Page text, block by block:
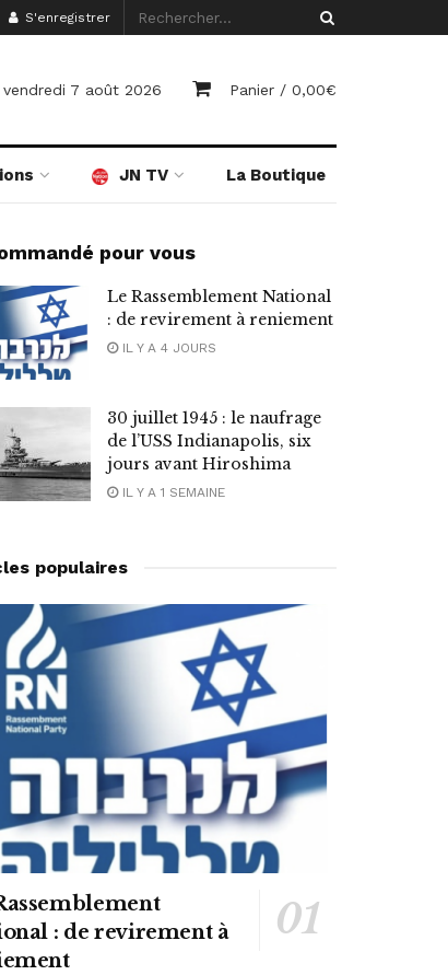
S'enregistrer
vendredi 7 août 2026 Panier / 0,00€
JN TV La Boutique
pour vous
Le Rassemblement National
: de revirement à reniement
IL Y A 4 JOURS
30 juillet 1945 : le naufrage
de l’USS Indianapolis, six
jours avant Hiroshima
IL Y A 1 SEMAINE
populaires
: de revirement à